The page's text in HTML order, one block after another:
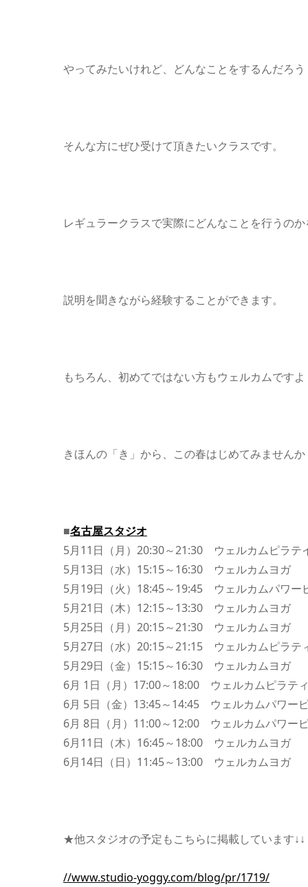
やってみたいけれど、どんなことをするんだろ
そんな方にぜひ受けて頂きたいクラスです。
レギュラークラスで実際にどんなことを行うの
説明を聞きながら経験することができます。
もちろん、初めてではない方もウェルカムです
きほんの「き」から、この春はじめてみませんか
■名古屋スタジオ
5月11日（月）20:30～21:30 ウェルカムピラ
5月13日（水）15:15～16:30 ウェルカムヨガ
5月19日（火）18:45～19:45 ウェルカムパワ
5月21日（木）12:15～13:30 ウェルカムヨガ
5月25日（月）20:15～21:30 ウェルカムヨガ
5月27日（水）20:15～21:15 ウェルカムピラ
5月29日（金）15:15～16:30 ウェルカムヨガ
6月 1日（月）17:00～18:00 ウェルカムピラテ
6月 5日（金）13:45～14:45 ウェルカムパワー
6月 8日（月）11:00～12:00 ウェルカムパワー
6月11日（木）16:45～18:00 ウェルカムヨガ
6月14日（日）11:45～13:00 ウェルカムヨガ
★他スタジオの予定もこちらに掲載しています↓↓
//www.studio-yoggy.com/blog/pr/1719/